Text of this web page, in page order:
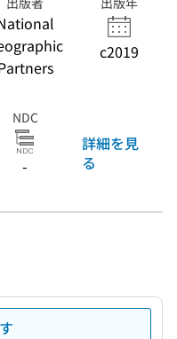
c2019
NDC
-
詳細を見
る